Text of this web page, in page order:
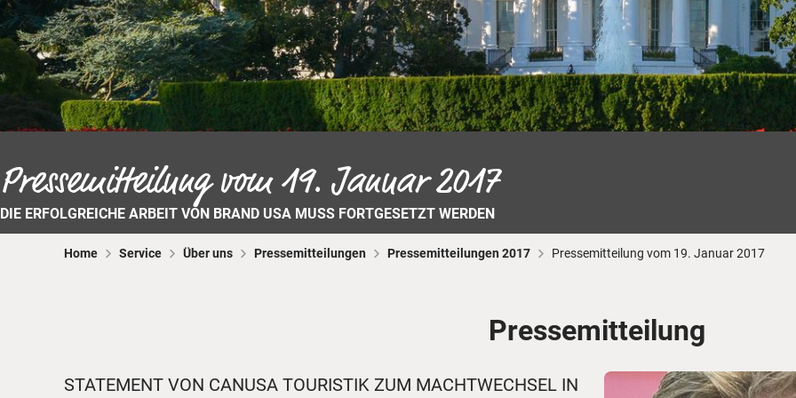
© ShaneMyersPhoto
Hawaii
Busreisen
© Chris Frey
Skireisen
Routen­vorschläge
© Swissmediavision/ ...
CANUSA-Magazin
Reisebüro-Service
Über uns
Pressemitteilung vom 19. Januar 2017
DIE ERFOLGREICHE ARBEIT VON BRAND USA MUSS FORTGESETZT WERDEN
Home Service Über uns Pressemitteilungen Pressemitteilungen 2017 Pressemitteilung vom 19. Januar 2017
Pressemitteilung
STATEMENT VON CANUSA TOURISTIK ZUM MACHTWECHSEL IN